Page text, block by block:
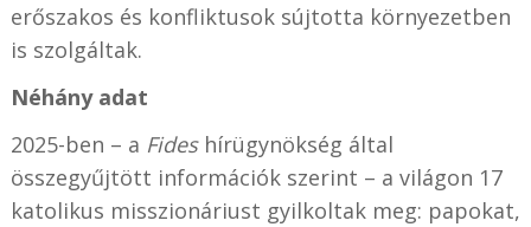
erőszakos és konfliktusok sújtotta környezetben
is szolgáltak.
Néhány adat
2025-ben – a Fideshírügynökség által
összegyűjtött információk szerint – a világon 17
katolikus misszionáriust gyilkoltak meg: papokat,